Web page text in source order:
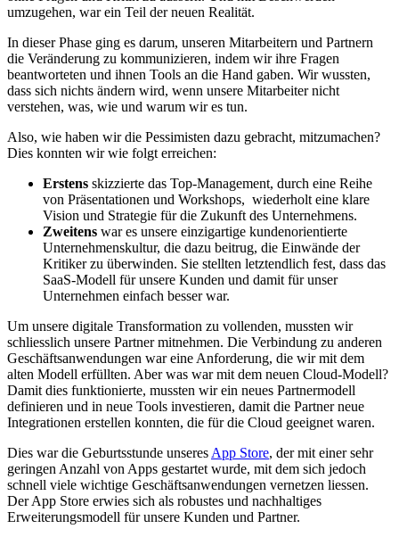
umzugehen, war ein Teil der neuen Realität.
In dieser Phase ging es darum, unseren Mitarbeitern und Partnern
die Veränderung zu kommunizieren, indem wir ihre Fragen
beantworteten und ihnen Tools an die Hand gaben. Wir wussten,
dass sich nichts ändern wird, wenn unsere Mitarbeiter nicht
verstehen, was, wie und warum wir es tun.
Also, wie haben wir die Pessimisten dazu gebracht, mitzumachen?
Dies konnten wir wie folgt erreichen:
Erstens skizzierte das Top-Management, durch eine Reihe
von Präsentationen und Workshops, wiederholt eine klare
Vision und Strategie für die Zukunft des Unternehmens.
Zweitens war es unsere einzigartige kundenorientierte
Unternehmenskultur, die dazu beitrug, die Einwände der
Kritiker zu überwinden. Sie stellten letztendlich fest, dass das
SaaS-Modell für unsere Kunden und damit für unser
Unternehmen einfach besser war.
Um unsere digitale Transformation zu vollenden, mussten wir
schliesslich unsere Partner mitnehmen. Die Verbindung zu anderen
Geschäftsanwendungen war eine Anforderung, die wir mit dem
alten Modell erfüllten. Aber was war mit dem neuen Cloud-Modell?
Damit dies funktionierte, mussten wir ein neues Partnermodell
definieren und in neue Tools investieren, damit die Partner neue
Integrationen erstellen konnten, die für die Cloud geeignet waren.
Dies war die Geburtsstunde unseresApp Store, der mit einer sehr
geringen Anzahl von Apps gestartet wurde, mit dem sich jedoch
schnell viele wichtige Geschäftsanwendungen vernetzen liessen.
Der App Store erwies sich als robustes und nachhaltiges
Erweiterungsmodell für unsere Kunden und Partner.